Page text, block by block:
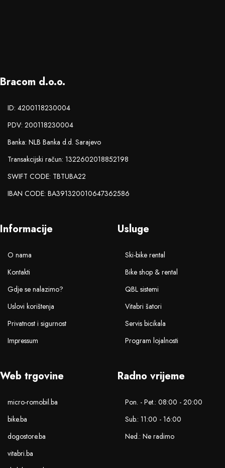
Bracom d.o.o.
ID: 4200118230004
PDV: 200118230004
Banka: NLB Banka d.d. Sarajevo
Transakcijski račun: 1322602018852198
SWIFT CODE: TBTUBA22
IBAN CODE: BA391320010647362586
Informacije
O nama
Kontakti
Gdje se nalazimo?
Uslovi korištenja
Privatnost i sigurnost
Impressum
Usluge
Ski-bike rental
Bike shop & rental
QBL sistemi
Vitabri šatori
Servis bicikala
Program lojalnosti
Web trgovine
micro-romobil.ba
bike.ba
dogostore.ba
vitabri.ba
Radno vrijeme
Pon. - Pet.: 08:00 - 20:00
Sub.: 11:00 - 16:00
Ned.: Ne radimo